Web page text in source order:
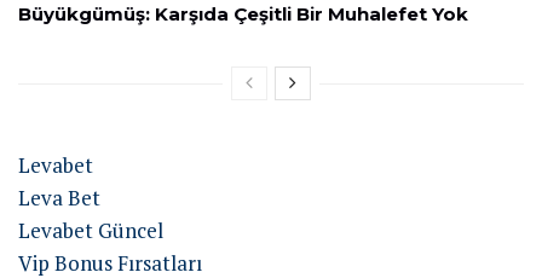
Büyükgümüş: Karşıda Çeşitli Bir Muhalefet Yok
Levabet
Leva Bet
Levabet Güncel
Vip Bonus Fırsatları